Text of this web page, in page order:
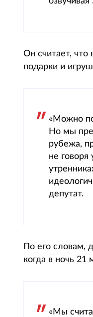
Он считает, что
подарки и
«Можно
Но мы
рубежа,
не
депутат.
По его словам,
когда в ночь
«Мы